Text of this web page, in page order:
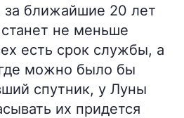
за ближайшие 20 лет
станет не меньше
есть срок службы, а
можно было бы
спутник, у Луны
их придется